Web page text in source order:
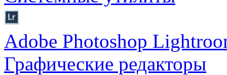
Adobe Photoshop
Графические редакторы